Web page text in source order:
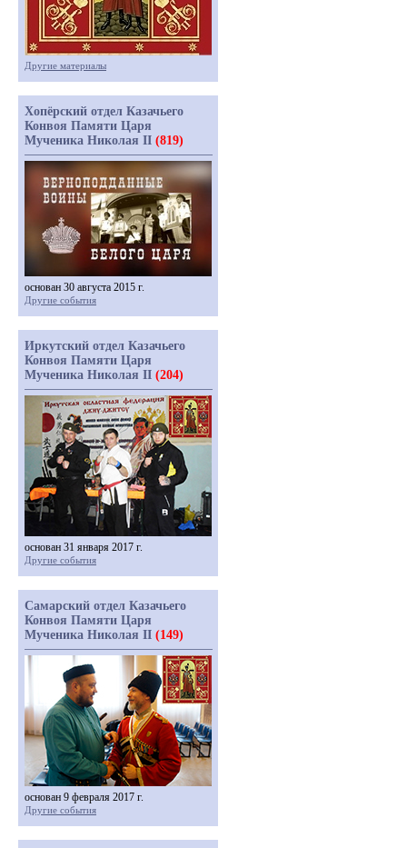
Другие материалы
Хопёрский отдел Казачьего
Конвоя Памяти Царя
Мученика Николая II (819)
основан 30 августа 2015 г.
Другие события
Иркутский отдел Казачьего
Конвоя Памяти Царя
Мученика Николая II (204)
основан 31 января 2017 г.
Другие события
Самарский отдел Казачьего
Конвоя Памяти Царя
Мученика Николая II (149)
основан 9 февраля 2017 г.
Другие события